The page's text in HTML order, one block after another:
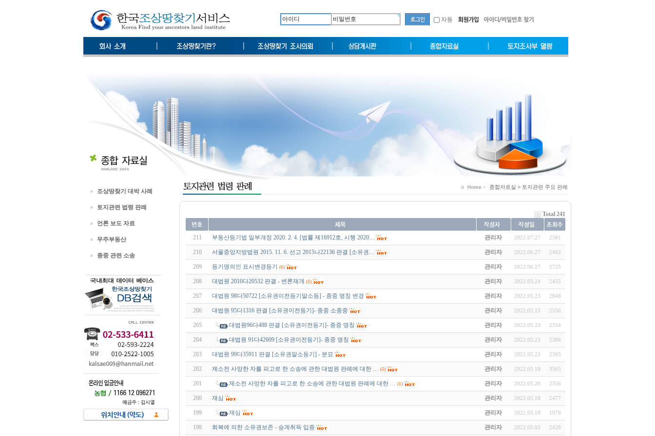
자동
조상땅찾기 대박 사례
토지관련 법령 판례
언론 보도 자료
무주부동산
종중 관련 소송
종합자료실 > 토지관련 주요 판례
Total 241
211 부동산등기법 일부개정 2020. 2. 4. [법률 제16912호, 시행 2020… 관리자 2022.07.27 2581
210 서울중앙지방법원 2015. 11. 6. 선고 2015나22136 판결 [소유권… 관리자 2022.06.27 2492
209 등기명의인 표시변경등기 (6) 관리자 2022.06.27 2725
208 대법원 2010다20532 판결 - 변론재개 (5) 관리자 2022.05.24 2455
207 대법원 98다50722 [소유권이전등기말소등] - 종중 명칭 변경 관리자 2022.05.23 2848
206 대법원 95다1316 판결 [소유권이전등기]- 종중 소종중 관리자 2022.05.23 2556
205 대법원96다488 판결 [소유권이전등기]- 종중 명칭 관리자 2022.05.23 2354
204 대법원 91다42609 [소유권이전등기]- 종중 명칭 관리자 2022.05.23 2386
203 대법원 99다35911 판결 [소유권말소등기] - 분묘 관리자 2022.05.23 2395
202 제소전 사망한 자를 피고로 한 소송에 관한 대법원 판례에 대한 … (5) 관리자 2022.05.18 3565
201 제소전 사망한 자를 피고로 한 소송에 관한 대법원 판례에 대한 … (1) 관리자 2022.05.20 2356
200 재심 관리자 2022.05.18 2477
199 재심 관리자 2022.05.18 1970
198 회복에 의한 소유권보존 - 승계취득 입증 관리자 2022.05.03 2428